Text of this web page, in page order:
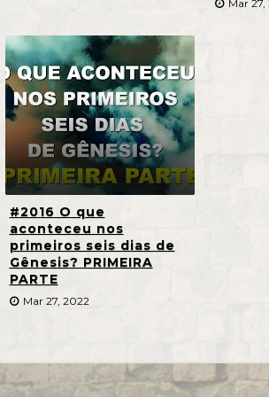
Mar
#2016 O que
aconteceu nos
primeiros seis dias de
Gênesis? PRIMEIRA
PARTE
Mar 27, 2022